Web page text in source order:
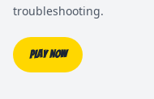
troubleshooting.
Play Now